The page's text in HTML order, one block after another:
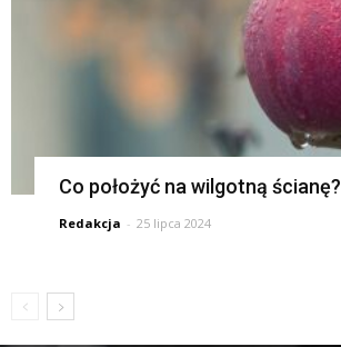
Co położyć na wilgotną ścianę?
Redakcja - 25 lipca 2024